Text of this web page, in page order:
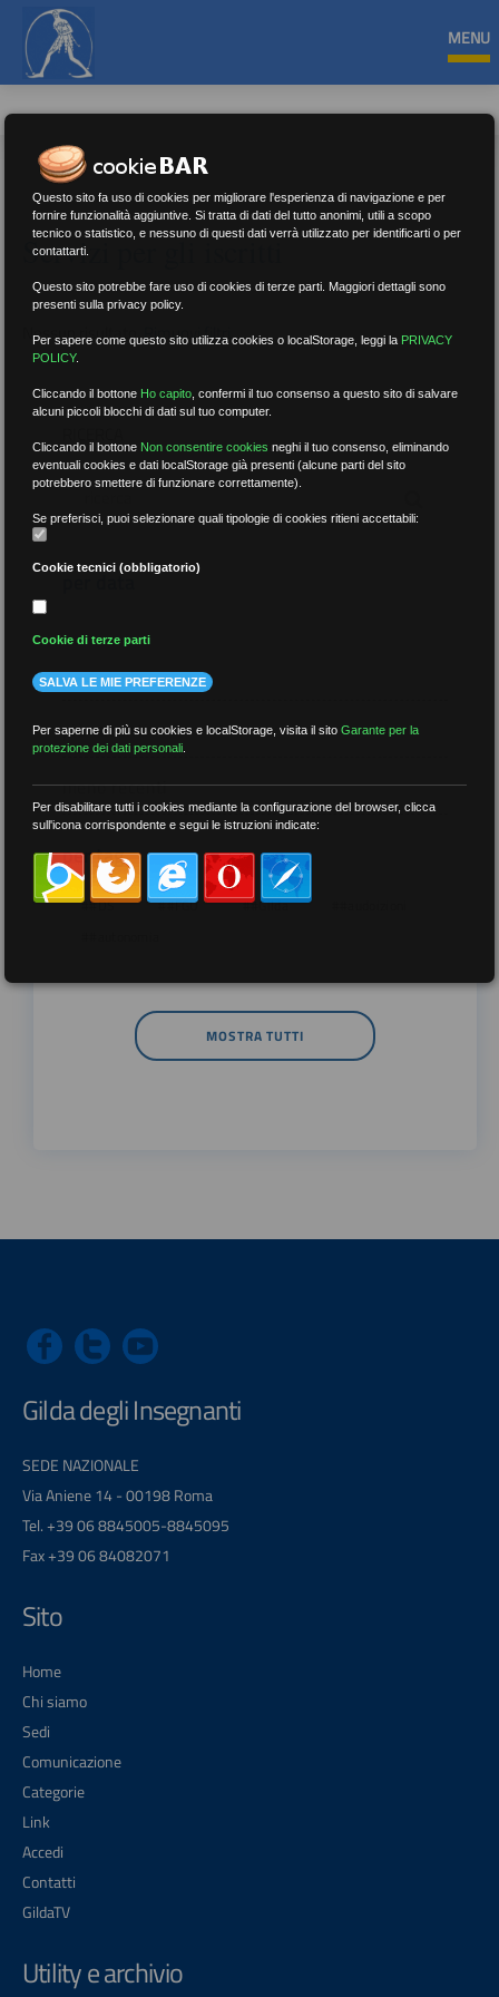
MENU
Servizi per gli iscritti
Nessun risultato.Rimuovi filtri
per data
più recenti
meno recenti
per tag
##DS ##FGU ##Gilda
MOSTRA TUTTI
Gilda degli Insegnanti
SEDE NAZIONALE
Via Aniene 14 - 00198 Roma
Tel. +39 06 8845005-8845095
Fax +39 06 84082071
Sito
Home
Chi siamo
Sedi
Comunicazione
Categorie
Link
Accedi
Contatti
GildaTV
Utility e archivio
Questo sito fa uso di cookies per migliorare l'esperienza di navigazione e per
fornire funzionalità aggiuntive. Si tratta di dati del tutto anonimi, utili a scopo
tecnico o statistico, e nessuno di questi dati verrà utilizzato per identificarti o per
contattarti.
Questo sito potrebbe fare uso di cookies di terze parti. Maggiori dettagli sono
presenti sulla privacy policy.
Per sapere come questo sito utilizza cookies o localStorage, leggi la PRIVACY
POLICY.
Cliccando il bottone Ho capito ,confermi il tuo consenso a questo sito di salvare
alcuni piccoli blocchi di dati sul tuo computer.
Cliccando il bottone Non consentire cookies neghi il tuo consenso, eliminando
eventuali cookies e dati localStorage già presenti (alcune parti del sito
potrebbero smettere di funzionare correttamente).
Se preferisci, puoi selezionare quali tipologie di cookies ritieni accettabili:
Cookie tecnici (obbligatorio)
Cookie di terze parti
SALVA LE MIE PREFERENZE
Per saperne di più su cookies e localStorage, visita il sitoGarante per la
protezione dei dati personali
Per disabilitare tutti i cookies mediante la configurazione del browser, clicca
sull'icona corrispondente e segui le istruzioni indicate: